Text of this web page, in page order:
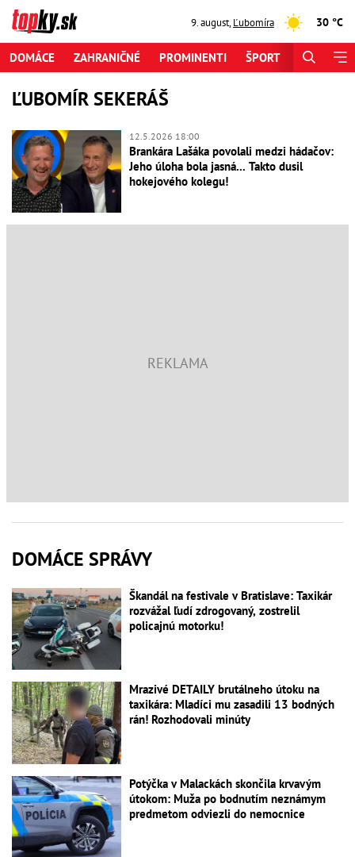
9. august,Ľubomíra 30 °C
DOMÁCE ZAHRANIČNÉ PROMINENTI ŠPORT
ĽUBOMÍR SEKERÁŠ
12.5.2026 18:00
Brankára Lašáka povolali medzi hádačov:
Jeho úloha bola jasná... Takto dusil
hokejového kolegu!
DOMÁCE SPRÁVY
Škandál na festivale v Bratislave: Taxikár
rozvážal ľudí zdrogovaný, zostrelil
policajnú motorku!
Mrazivé DETAILY brutálneho útoku na
taxikára: Mladíci mu zasadili 13 bodných
rán! Rozhodovali minúty
Potýčka v Malackách skončila krvavým
útokom: Muža po bodnutím neznámym
predmetom odviezli do nemocnice